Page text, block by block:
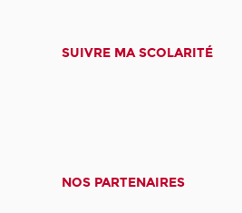
SUIVRE MA SCOLARITÉ
NOS PARTENAIRES